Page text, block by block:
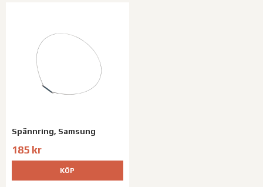
Spännring, Samsung
185 kr
KÖP